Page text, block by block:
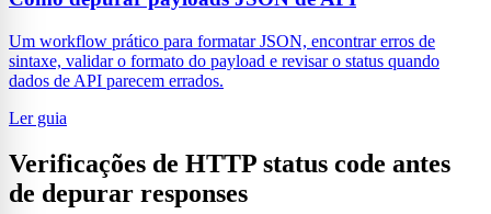
Um workflow prático para formatar JSON, encontrar erros de
sintaxe, validar o formato do payload e revisar o status quando
dados de API parecem errados.
Ler guia
Verificações de HTTP status code antes
de depurar responses